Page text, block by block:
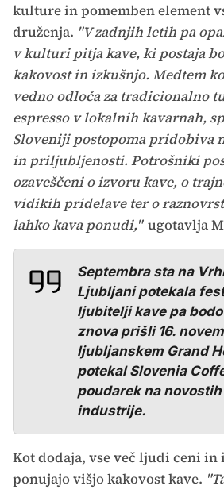
kulture in pomemben element
druženja. "V zadnjih letih pa
v kulturi pitja kave, ki postaja
kakovost in izkušnjo. Medtem
vedno odloča za tradicionalno
espresso v lokalnih kavarnah,
Sloveniji postopoma pridobiva
in priljubljenosti. Potrošniki
ozaveščeni o izvoru kave, o
vidikih pridelave ter o
lahko kava ponudi," ugotavlja
Septembra sta na
Ljubljani potekala
ljubitelji kave pa
znova prišli 16.
ljubljanskem Grand
potekal Slovenia
poudarek na
industrije.
Kot dodaja, vse več ljudi ceni in
ponujajo višjo kakovost kave.